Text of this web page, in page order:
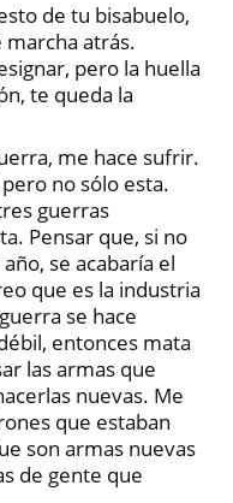
de tu bisabuelo,
atrás.
pero la huella
te queda la
me hace sufrir.
no sólo esta.
guerras
Pensar que, si no
se acabaría el
que es la industria
se hace
entonces mata
las armas que
nuevas. Me
que estaban
son armas nuevas
de gente que